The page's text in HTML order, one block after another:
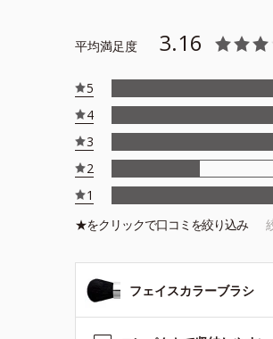
平均満足度 3.16
5
4
3
2
1
★をクリックで口コミを絞り込み
フェイスカラーブラシ